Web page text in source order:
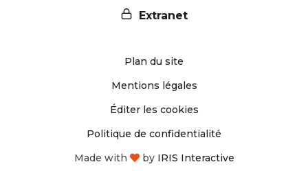
Instagram
Facebook
Extranet
Plan du site
Mentions légales
Éditer les cookies
Politique de confidentialité
Made with
by IRIS Interactive